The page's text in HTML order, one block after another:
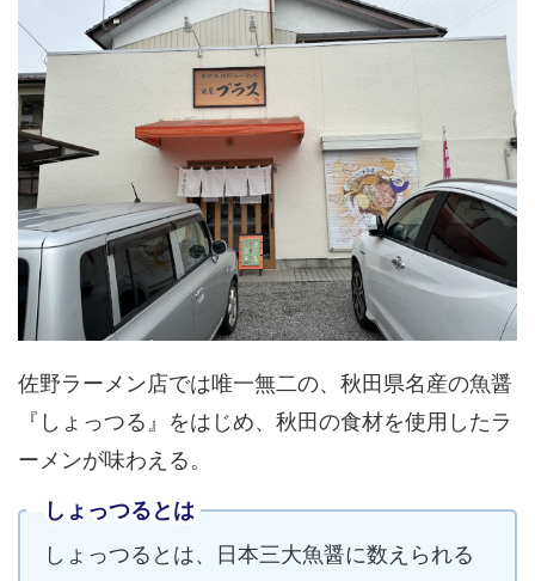
佐野ラーメン店では唯一無二の、秋田県名産の魚醤
『しょっつる』をはじめ、秋田の食材を使用したラ
ーメンが味わえる。
しょっつるとは
しょっつるとは、日本三大魚醤に数えられる